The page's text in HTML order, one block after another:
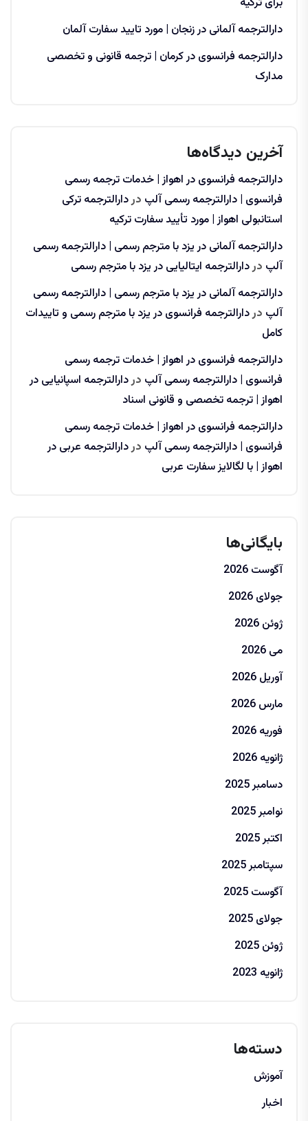
دارالترجمه آلمانی در زنجان | مورد تایید سفارت آلمان
دارالترجمه فرانسوی در کرمان | ترجمه قانونی و تخصصی
مدارک
آخرین دیدگاه‌ها
دارالترجمه فرانسوی در اهواز | خدمات ترجمه رسمی
فرانسوی | دارالترجمه رسمی آلپ دردارالترجمه ترکی
استانبولی اهواز | مورد تأیید سفارت ترکیه
دارالترجمه آلمانی در یزد با مترجم رسمی | دارالترجمه رسمی
آلپ دردارالترجمه ایتالیایی در یزد با مترجم رسمی
دارالترجمه آلمانی در یزد با مترجم رسمی | دارالترجمه رسمی
آلپ دردارالترجمه فرانسوی در یزد با مترجم رسمی و تاییدات
کامل
دارالترجمه فرانسوی در اهواز | خدمات ترجمه رسمی
فرانسوی | دارالترجمه رسمی آلپ دردارالترجمه اسپانیایی در
اهواز | ترجمه تخصصی و قانونی اسناد
دارالترجمه فرانسوی در اهواز | خدمات ترجمه رسمی
فرانسوی | دارالترجمه رسمی آلپ دردارالترجمه عربی در
اهواز | با لگالایز سفارت عربی
بایگانی‌ها
آگوست 2026
جولای 2026
ژوئن 2026
می 2026
آوریل 2026
مارس 2026
فوریه 2026
ژانویه 2026
دسامبر 2025
نوامبر 2025
اکتبر 2025
سپتامبر 2025
آگوست 2025
جولای 2025
ژوئن 2025
ژانویه 2023
دسته‌ها
آموزش
اخبار